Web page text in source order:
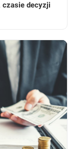
czasie decyzji